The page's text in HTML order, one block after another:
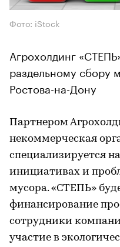
Фото: iStock
Агрохолдинг
раздельному сбору
Ростова-на-Дону
Партнером
некоммерческая
специализируется
инициативах и
мусора. «СТЕПЬ»
финансирование
сотрудники
участие в